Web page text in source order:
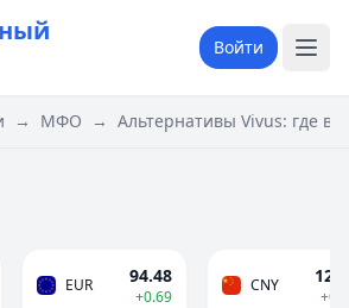
Войти
→ МФО → Альтернативы Vivus: где
EUR 94.48
+0.69
CNY